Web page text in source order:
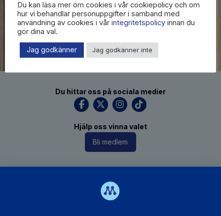
Du hittar oss på sociala medier
Hjälp oss vinna valet
Bli medlem
Du kan läsa mer om cookies i vår cookiepolicy och om
hur vi behandlar personuppgifter i samband med
användning av cookies i vår integritetspolicy innan du
gör dina val.
Jag godkänner Jag godkänner inte